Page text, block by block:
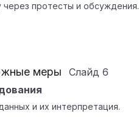
через протесты и обсуждения.
меры Слайд 6
и их интерпретация.